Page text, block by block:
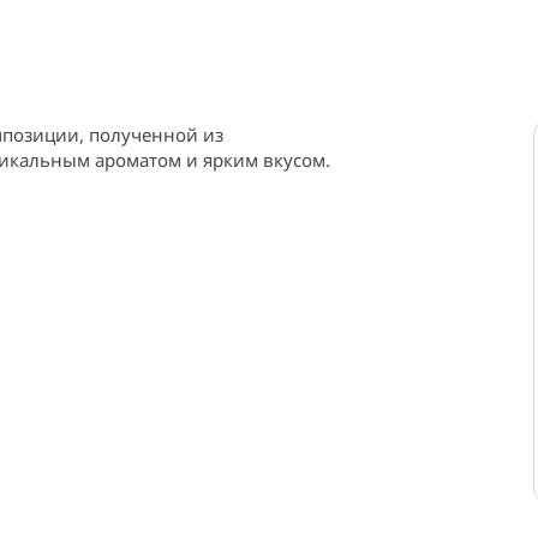
полученной из
ароматом и ярким вкусом.